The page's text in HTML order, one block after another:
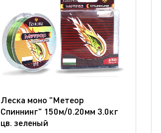
Леска моно "Метеор
Спиннинг" 150м/0.20мм 3.0кг
цв. зеленый